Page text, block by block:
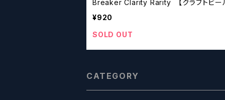
Breaker Clarity Rarity 【クラフトビー
ーズ】
¥920
SOLD OUT
CATEGORY